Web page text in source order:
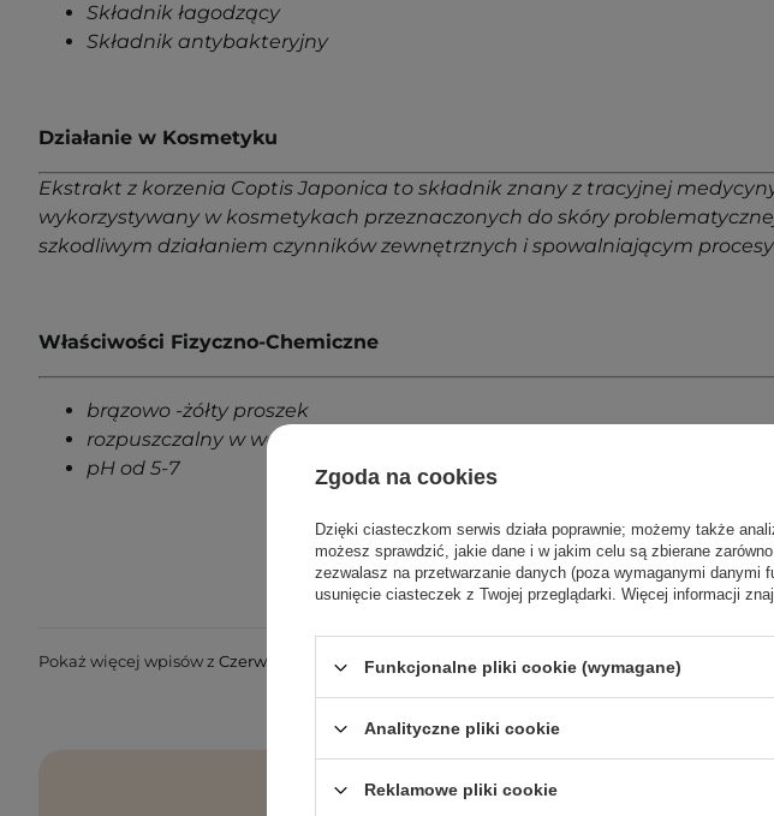
Składnik łagodzący
Składnik antybakteryjny
Działanie w Kosmetyku
Ekstrakt z korzenia Coptis Japonica to składnik znany z tracyjnej
wykorzystywany w kosmetykach przeznaczonych do skóry
szkodliwym działaniem czynników zewnętrznych i spowalniającym
Właściwości Fizyczno-Chemiczne
brązowo -żółty proszek
rozpuszczalny w wodzie
pH od 5-7
Pokaż więcej wpisów z Czerwiec 2025
Zgoda na cookies
Dzięki ciasteczkom serwis działa poprawnie; możemy także
możesz sprawdzić, jakie dane i w jakim celu są zbierane
zezwalasz na przetwarzanie danych (poza wymaganymi
usunięcie ciasteczek z Twojej przeglądarki. Więcej informacji
Funkcjonalne pliki cookie (wymagane)
Analityczne pliki cookie
Reklamowe pliki cookie